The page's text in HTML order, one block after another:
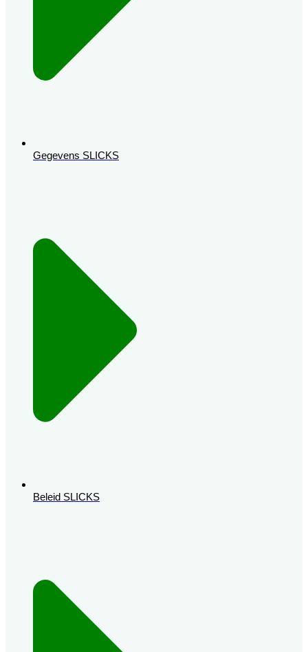
Gegevens SLICKS
Beleid SLICKS